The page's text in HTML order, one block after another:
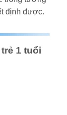
định được.
1 tuổi